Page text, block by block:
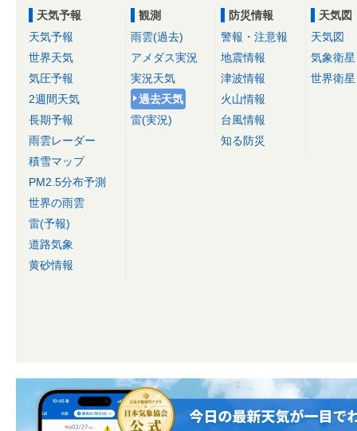
天気予報
天気予報
世界天気
気圧予報
2週間天気
長期予報
雨雲レーダー
積雪マップ
PM2.5分布予測
世界の雨雲
雷(予報)
道路気象
黄砂情報
観測
雨雲(過去)
アメダス実況
実況天気
過去天気
雷(実況)
防災情報
警報・注意報
地震情報
津波情報
火山情報
台風情報
知る防災
天気図
天気図
気象衛星
世界衛星